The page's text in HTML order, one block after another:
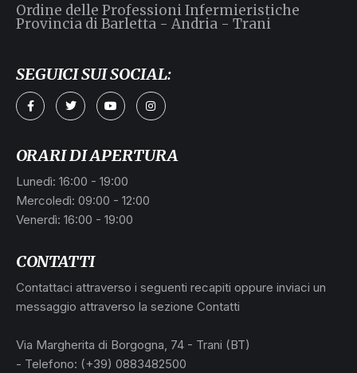
CONTATTI
Contattaci attraverso i seguenti recapiti oppure inviaci un
messaggio attraverso la sezione Contatti
Via Margherita di Borgogna, 74 - Trani (BT)
- Telefono: (+39) 0883482500
ORARI DI APERTURA
Lunedì: 16:00 - 19:00
Mercoledì: 09:00 - 12:00
Venerdì: 16:00 - 19:00
Ordine delle Professioni Infermieristiche
Provincia di Barletta - Andria - Trani
SEGUICI SUI SOCIAL: